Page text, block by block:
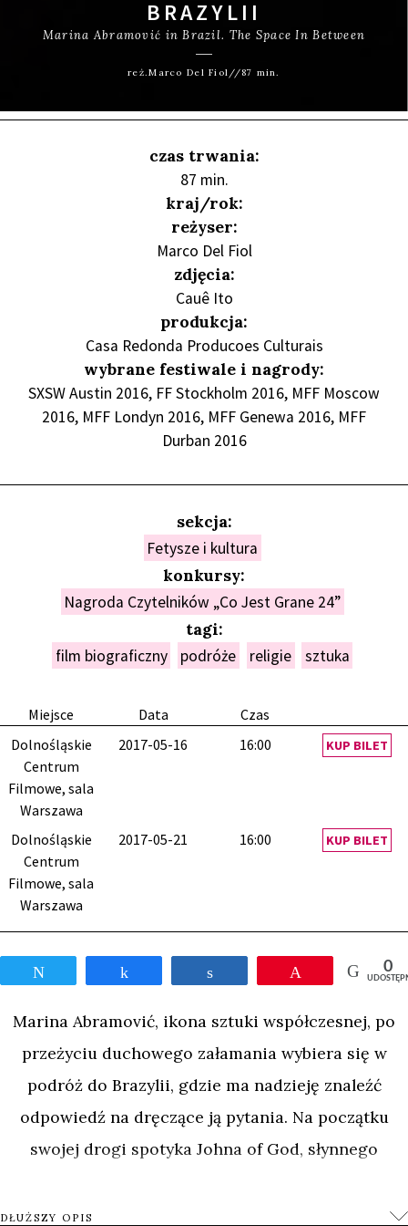
BRAZYLII
Marina Abramović in Brazil. The Space In Between
reż.Marco Del Fiol//87 min.
Miejsce Data
Czas
Dolnośląskie
Centrum
Filmowe, sala
Warszawa
2017-05-16 16:00 KUP BILET
Dolnośląskie
Centrum
Filmowe, sala
Warszawa
2017-05-21 16:00 KUP BILET
Przypnij 0
Marina Abramović, ikona sztuki współczesnej, po
przeżyciu duchowego załamania wybiera się w
podróż do Brazylii, gdzie ma nadzieję znaleźć
odpowiedź na dręczące ją pytania. Na początku
swojej drogi spotyka Johna of God, słynnego
operacji jedynie przy użyciu małego skalpela.
DŁUŻSZY OPIS
czas trwania:
87 min.
kraj/rok:
reżyser:
Marco Del Fiol
zdjęcia:
Cauê Ito
produkcja:
Casa Redonda Producoes Culturais
wybrane festiwale i nagrody:
SXSW Austin 2016, FF Stockholm 2016, MFF Moscow
2016, MFF Londyn 2016, MFF Genewa 2016, MFF
Durban 2016
sekcja:
Fetysze i kultura
konkursy:
Nagroda Czytelników „Co Jest Grane 24”
tagi:
film biograficzny podróże religie sztuka